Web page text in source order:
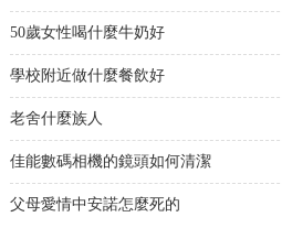
50歲女性喝什麼牛奶好
學校附近做什麼餐飲好
老舍什麼族人
佳能數碼相機的鏡頭如何清潔
父母愛情中安諾怎麼死的